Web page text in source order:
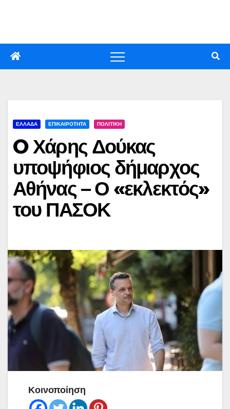
ΕΛΛΑΔΑ ΕΠΙΚΑΙΡΟΤΗΤΑ ΠΟΛΙΤΙΚΗ
O Χάρης Δούκας
υποψήφιος δήμαρχος
Αθήνας – Ο «εκλεκτός»
του ΠΑΣΟΚ
Κοινοποίηση